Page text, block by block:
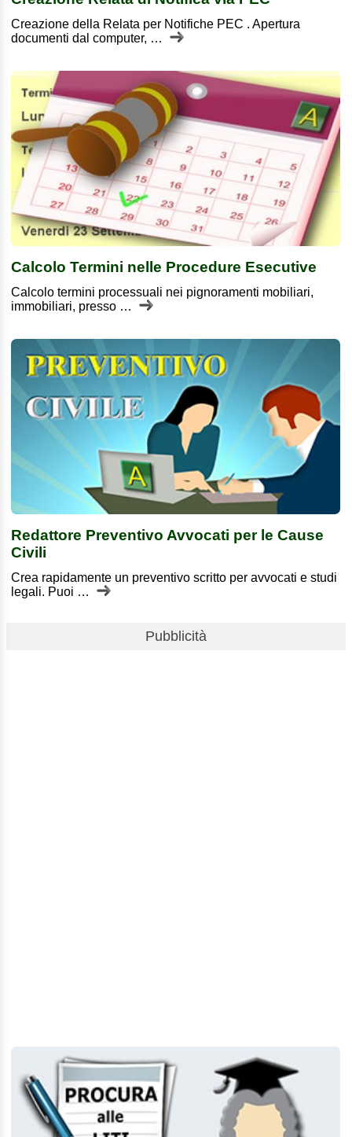
Creazione della Relata per Notifiche PEC . Apertura
documenti dal computer, …
Calcolo Termini nelle Procedure Esecutive
Calcolo termini processuali nei pignoramenti mobiliari,
immobiliari, presso …
Redattore Preventivo Avvocati per le Cause
Civili
Crea rapidamente un preventivo scritto per avvocati e studi
legali. Puoi …
Pubblicità